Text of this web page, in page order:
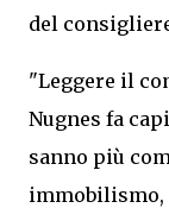
del
"Leggere il
Nugnes fa
sanno più
immobilismo,